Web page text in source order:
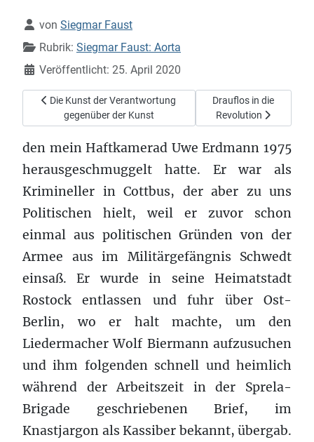
Details
von Siegmar Faust
Rubrik: Siegmar Faust: Aorta
Veröffentlicht: 25. April 2020
Vorheriger Beitrag: Die Kunst der Verantwortung gegenüber
Die Kunst der Verantwortung
gegenüber der Kunst
Nächster Beitrag:
Drauflos in die
Revolution
den mein Haftkamerad Uwe Erdmann 1975
herausgeschmuggelt hatte. Er war als
Krimineller in Cottbus, der aber zu uns
Politischen hielt, weil er zuvor schon
einmal aus politischen Gründen von der
Armee aus im Militärgefängnis Schwedt
einsaß. Er wurde in seine Heimatstadt
Rostock entlassen und fuhr über Ost-
Berlin, wo er halt machte, um den
Liedermacher Wolf Biermann aufzusuchen
und ihm folgenden schnell und heimlich
während der Arbeitszeit in der Sprela-
Brigade geschriebenen Brief, im
Knastjargon als Kassiber bekannt, übergab.